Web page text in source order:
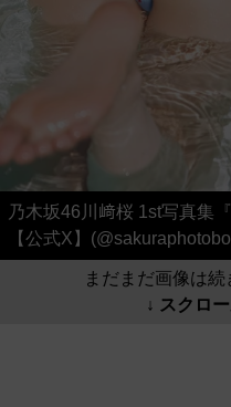
乃木坂46川﨑桜 1st写真集
【公式X】
まだまだ画像は続
↓ スクロ